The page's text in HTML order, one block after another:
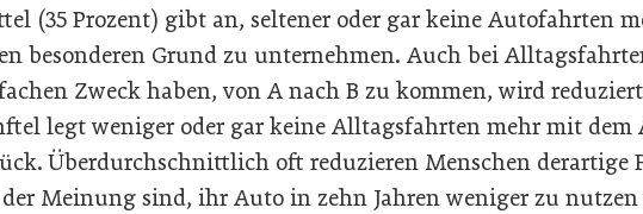
(35 Prozent) gibt an, seltener oder gar keine Autofahrten
besonderen Grund zu unternehmen. Auch bei
Zweck haben, von A nach B zu kommen, wird
legt weniger oder gar keine Alltagsfahrten mehr mit dem
Überdurchschnittlich oft reduzieren Menschen derartige
Meinung sind, ihr Auto in zehn Jahren weniger zu nutzen